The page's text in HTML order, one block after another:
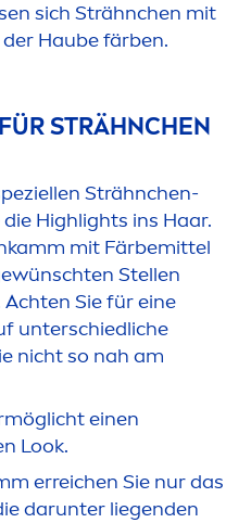
sich Strähnchen mit
Haube färben.
STRÄHNCHEN
Strähnchen-
Highlights ins Haar.
mit Färbemittel
Stellen
Sie für eine
unterschiedliche
nicht so nah am
einen
Look.
erreichen Sie nur das
darunter liegenden